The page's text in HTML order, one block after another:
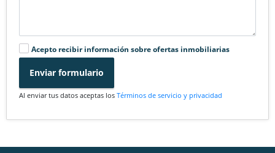
Acepto recibir información sobre ofertas inmobiliarias
Enviar formulario
Al enviar tus datos aceptas los Términos de servicio y privacidad